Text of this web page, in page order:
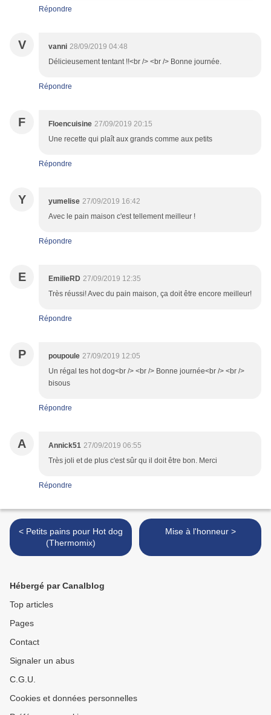
Répondre
V vanni 28/09/2019 04:48
Délicieusement tentant !!<br /> <br /> Bonne journée.
Répondre
F Floencuisine 27/09/2019 20:15
Une recette qui plaît aux grands comme aux petits
Répondre
Y yumelise 27/09/2019 16:42
Avec le pain maison c'est tellement meilleur !
Répondre
E EmilieRD 27/09/2019 12:35
Très réussi! Avec du pain maison, ça doit être encore meilleur!
Répondre
P poupoule 27/09/2019 12:05
Un régal tes hot dog<br /> <br /> Bonne journée<br /> <br />
bisous
Répondre
A Annick51 27/09/2019 06:55
Très joli et de plus c'est sûr qu il doit être bon. Merci
Répondre
< Petits pains pour Hot dog
(Thermomix)
Mise à l'honneur >
Hébergé par Canalblog
Top articles
Pages
Contact
Signaler un abus
C.G.U.
Cookies et données personnelles